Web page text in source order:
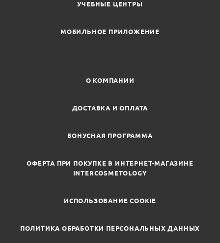
УЧЕБНЫЕ ЦЕНТРЫ
МОБИЛЬНОЕ ПРИЛОЖЕНИЕ
О КОМПАНИИ
ДОСТАВКА И ОПЛАТА
БОНУСНАЯ ПРОГРАММА
ОФЕРТА ПРИ ПОКУПКЕ В ИНТЕРНЕТ-МАГАЗИНЕ
INTERCOSMETOLOGY
ИСПОЛЬЗОВАНИЕ COOKIE
ПОЛИТИКА ОБРАБОТКИ ПЕРСОНАЛЬНЫХ ДАННЫХ